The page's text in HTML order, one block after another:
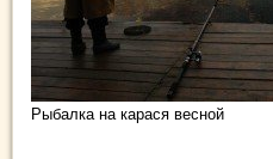
Рыбалка на карася весной